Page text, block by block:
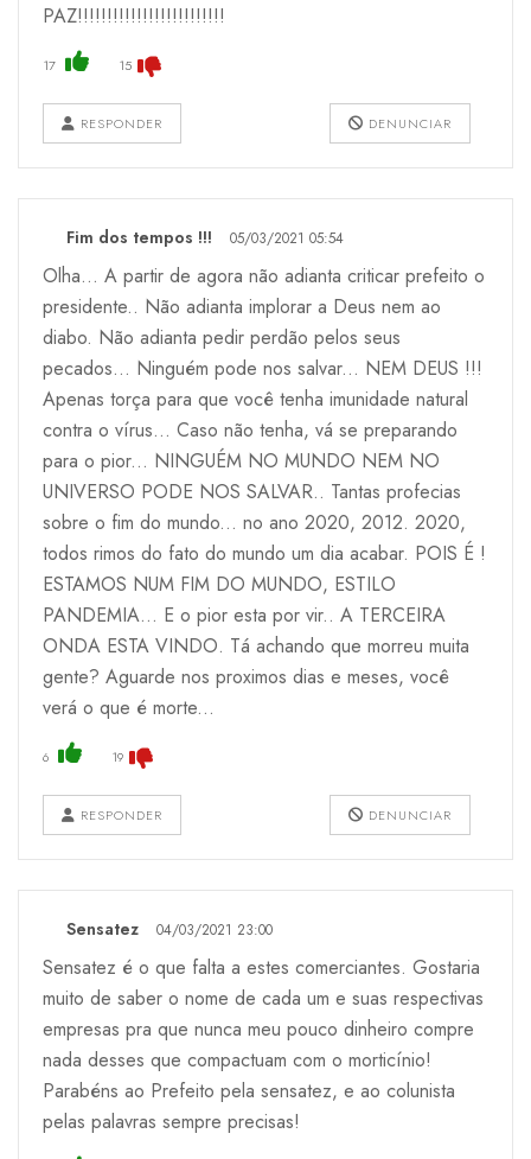
PAZ!!!!!!!!!!!!!!!!!!!!!!!!!
17 15
RESPONDER DENUNCIAR
Fim dos tempos !!! 05/03/2021 05:54
Olha... A partir de agora não adianta criticar prefeito o
presidente.. Não adianta implorar a Deus nem ao
diabo. Não adianta pedir perdão pelos seus
pecados... Ninguém pode nos salvar... NEM DEUS !!!
Apenas torça para que você tenha imunidade natural
contra o vírus... Caso não tenha, vá se preparando
para o pior... NINGUÉM NO MUNDO NEM NO
UNIVERSO PODE NOS SALVAR.. Tantas profecias
sobre o fim do mundo... no ano 2020, 2012. 2020,
todos rimos do fato do mundo um dia acabar. POIS É !
ESTAMOS NUM FIM DO MUNDO, ESTILO
PANDEMIA... E o pior esta por vir.. A TERCEIRA
ONDA ESTA VINDO. Tá achando que morreu muita
gente? Aguarde nos proximos dias e meses, você
verá o que é morte...
6 19
RESPONDER DENUNCIAR
Sensatez 04/03/2021 23:00
Sensatez é o que falta a estes comerciantes. Gostaria
muito de saber o nome de cada um e suas respectivas
empresas pra que nunca meu pouco dinheiro compre
nada desses que compactuam com o morticínio!
Parabéns ao Prefeito pela sensatez, e ao colunista
pelas palavras sempre precisas!